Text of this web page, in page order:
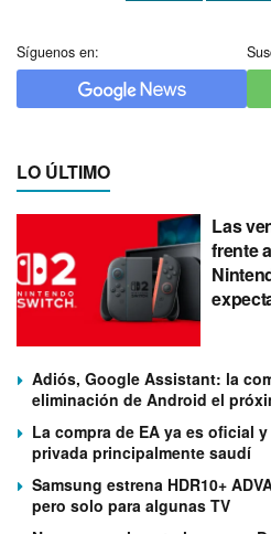
Síguenos en:
LO ÚLTIMO
Las
frente
Adiós, Google Assistant: la
eliminación de Android el
La compra de EA ya es oficial
privada principalmente saudí
Samsung estrena HDR10+
pero solo para algunas TV